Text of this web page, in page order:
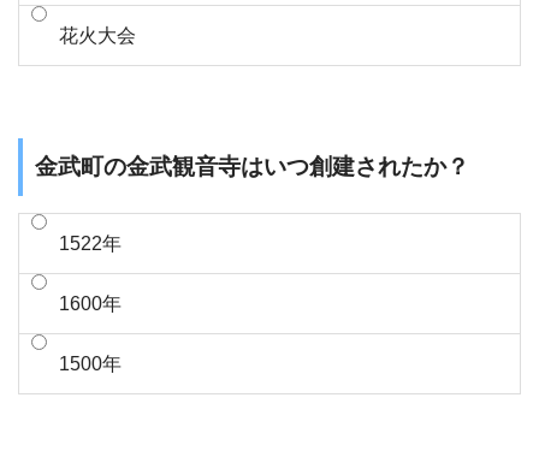
花火大会
金武町の金武観音寺はいつ創建されたか？
1522年
1600年
1500年